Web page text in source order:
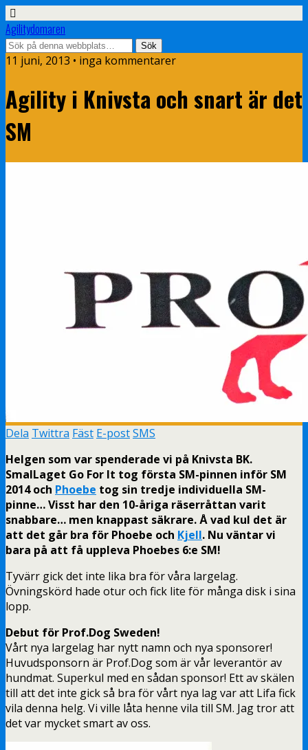
Agilitydomaren
11 juni, 2013 • inga kommentarer
Agility i Knivsta och snart är det
SM
Dela Twittra Fäst E-postSMS
Helgen som var spenderade vi på Knivsta BK.
SmalLaget Go For It tog första SM-pinnen inför SM
2014 och Phoebe tog sin tredje individuella SM-
pinne… Visst har den 10-åriga räserråttan varit
snabbare… men knappast säkrare. Å vad kul det är
att det går bra för Phoebe och Kjell. Nu väntar vi
bara på att få uppleva Phoebes 6:e SM!
Tyvärr gick det inte lika bra för våra largelag.
Övningskörd hade otur och fick lite för många disk i sina
lopp.
Debut för Prof.Dog Sweden!
Vårt nya largelag har nytt namn och nya sponsorer!
Huvudsponsorn är Prof.Dog som är vår leverantör av
hundmat. Superkul med en sådan sponsor! Ett av skälen
till att det inte gick så bra för vårt nya lag var att Lifa fick
vila denna helg. Vi ville låta henne vila till SM. Jag tror att
det var mycket smart av oss.